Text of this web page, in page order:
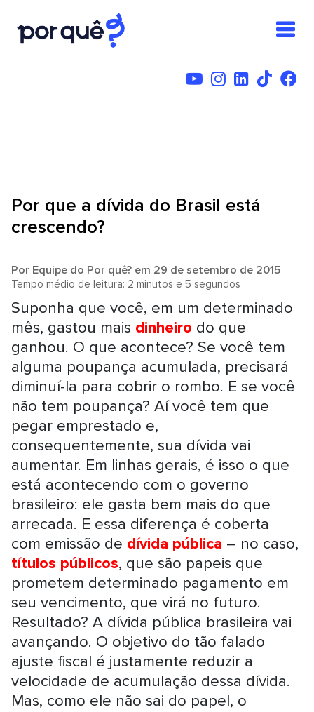
Por que a dívida do Brasil está
crescendo?
Por Equipe do Por quê? em 29 de setembro de 2015
Tempo médio de leitura: 2 minutos e 5 segundos
Suponha que você, em um determinado
mês, gastou mais dinheiro do que
ganhou. O que acontece? Se você tem
alguma poupança acumulada, precisará
diminuí-la para cobrir o rombo. E se você
não tem poupança? Aí você tem que
pegar emprestado e,
consequentemente, sua dívida vai
aumentar. Em linhas gerais, é isso o que
está acontecendo com o governo
brasileiro: ele gasta bem mais do que
arrecada. E essa diferença é coberta
com emissão de dívida pública – no caso,
títulos públicos, que são papeis que
prometem determinado pagamento em
seu vencimento, que virá no futuro.
Resultado? A dívida pública brasileira vai
avançando. O objetivo do tão falado
ajuste fiscal é justamente reduzir a
velocidade de acumulação dessa dívida.
Mas, como ele não sai do papel, o